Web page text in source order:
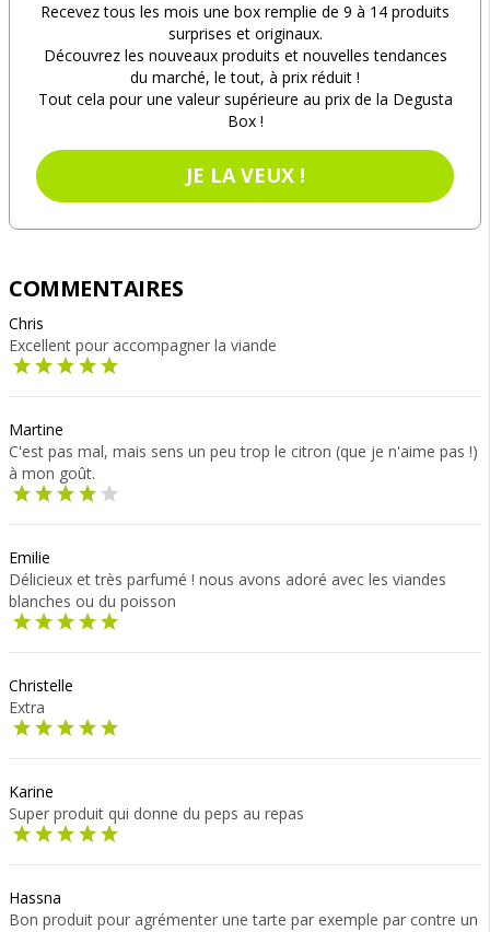
Recevez tous les mois une box remplie de 9 à 14 produits
surprises et originaux.
Découvrez les nouveaux produits et nouvelles tendances
du marché, le tout, à prix réduit !
Tout cela pour une valeur supérieure au prix de la Degusta
Box !
JE LA VEUX !
COMMENTAIRES
Chris
Excellent pour accompagner la viande
Martine
C'est pas mal, mais sens un peu trop le citron (que je n'aime pas !)
à mon goût.
Emilie
Délicieux et très parfumé ! nous avons adoré avec les viandes
blanches ou du poisson
Christelle
Extra
Karine
Super produit qui donne du peps au repas
Hassna
Bon produit pour agrémenter une tarte par exemple par contre un